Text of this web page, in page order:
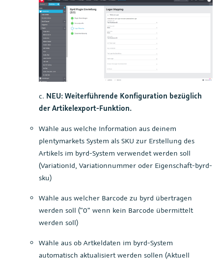
c. NEU: Weiterführende Konfiguration bezüglich
der Artikelexport-Funktion.
Wähle aus welche Information aus deinem
plentymarkets System als SKU zur Erstellung des
Artikels im byrd-System verwendet werden soll
(VariationId, Variationnummer oder Eigenschaft-byrd-
sku)
Wähle aus welcher Barcode zu byrd übertragen
werden soll ("0" wenn kein Barcode übermittelt
werden soll)
Wähle aus ob Artkeldaten im byrd-System
automatisch aktualisiert werden sollen (Aktuell